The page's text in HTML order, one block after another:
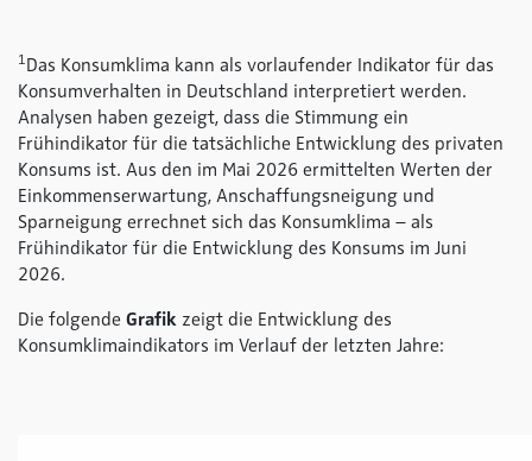
1 Das Konsumklima kann als vorlaufender Indikator für das
Konsumverhalten in Deutschland interpretiert werden.
Analysen haben gezeigt, dass die Stimmung ein
Frühindikator für die tatsächliche Entwicklung des privaten
Konsums ist. Aus den im Mai 2026 ermittelten Werten der
Einkommenserwartung, Anschaffungsneigung und
Sparneigung errechnet sich das Konsumklima – als
Frühindikator für die Entwicklung des Konsums im Juni
2026.
Die folgende Grafik zeigt die Entwicklung des
Konsumklimaindikators im Verlauf der letzten Jahre: